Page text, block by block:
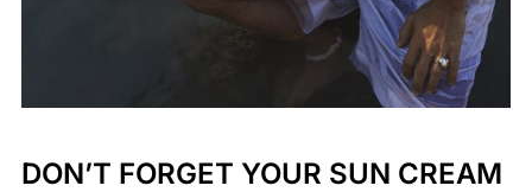
DON’T FORGET YOUR SUN CREAM